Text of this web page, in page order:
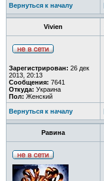
Вернуться к началу
Vivien
Зарегистрирован: 26 дек
2013, 20:13
Сообщения: 7641
Откуда: Украина
Пол: Женский
Вернуться к началу
Равина